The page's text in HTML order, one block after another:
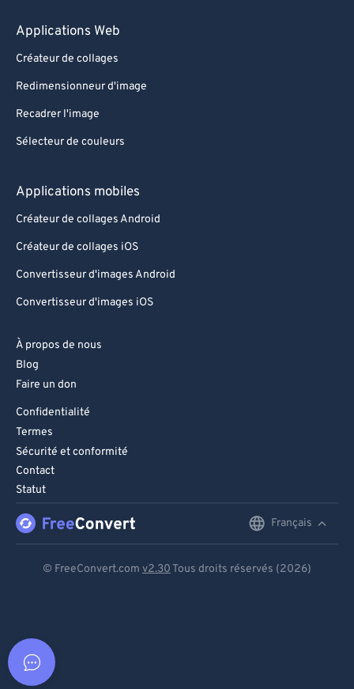
Applications Web
Créateur de collages
Redimensionneur d'image
Recadrer l'image
Sélecteur de couleurs
Applications mobiles
Créateur de collages Android
Créateur de collages iOS
Convertisseur d'images Android
Convertisseur d'images iOS
À propos de nous
Blog
Faire un don
Confidentialité
Termes
Sécurité et conformité
Contact
Statut
Français
© FreeConvert.com v2.30 Tous droits réservés (2026)